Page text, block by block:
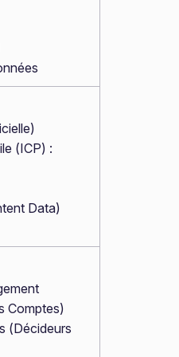
(ICP) :
Data)
Comptes)
(Décideurs